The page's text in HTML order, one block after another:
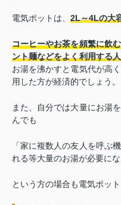
電気ポットは、 2L～4Lの大
コーヒーやお茶を頻繁に飲
ント麺などをよく利用する人
お湯を沸かすと電気代が高
用した方が経済的でしょう。
また、自分では大量にお湯
んでも
「家に複数人の友人を呼ぶ
れる等大量のお湯が必要にな
という方の場合も電気ポッ